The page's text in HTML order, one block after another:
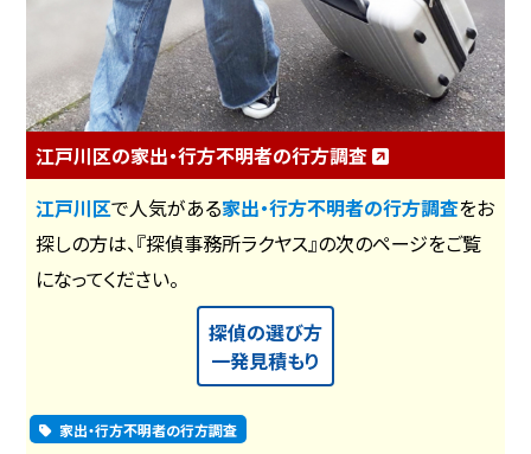
江戸川区の家出・行方不明者の行方調査
江戸川区で人気がある家出・行方不明者の行方調査をお
探しの方は、『探偵事務所ラクヤス』の次のページをご覧
になってください。
探偵の選び方
一発見積もり
家出・行方不明者の行方調査